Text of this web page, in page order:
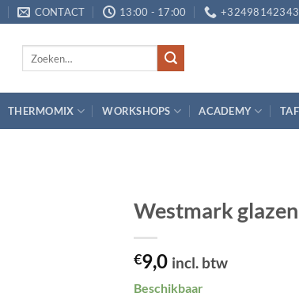
CONTACT 13:00 - 17:00 +32498142343
THERMOMIX WORKSHOPS ACADEMY
Westmark
€9,0 incl. btw
Beschikbaar